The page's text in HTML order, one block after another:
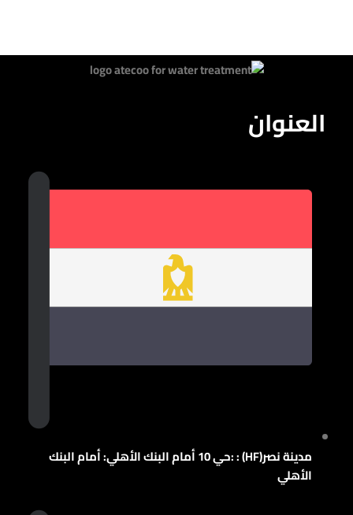
العنوان
مدينة نصر(HF) : :حي 10 أمام البنك الأهلي: أمام البنك
الأهلي